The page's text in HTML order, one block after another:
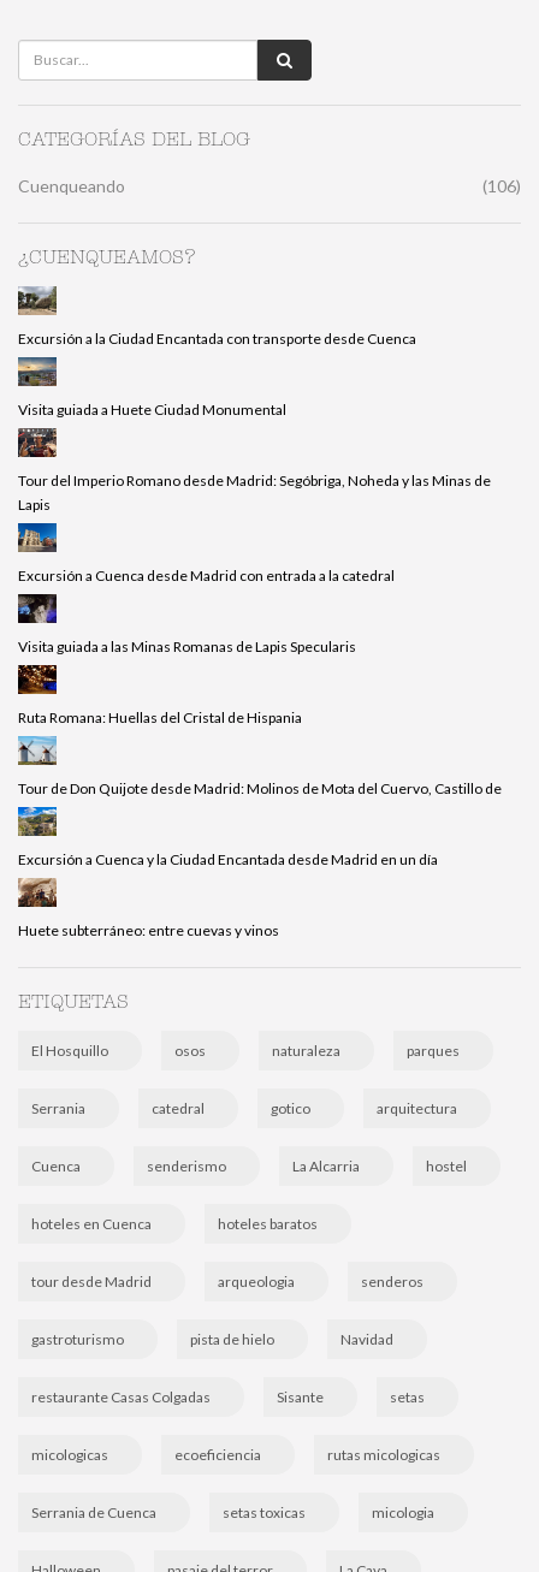
CATEGORÍAS DEL BLOG
Cuenqueando (106)
¿CUENQUEAMOS?
Excursión a la Ciudad Encantada con transporte desde Cuenca
Visita guiada a Huete Ciudad Monumental
Tour del Imperio Romano desde Madrid: Segóbriga, Noheda y las Minas de
Lapis
Excursión a Cuenca desde Madrid con entrada a la catedral
Visita guiada a las Minas Romanas de Lapis Specularis
Ruta Romana: Huellas del Cristal de Hispania
Tour de Don Quijote desde Madrid: Molinos de Mota del Cuervo, Castillo de
Excursión a Cuenca y la Ciudad Encantada desde Madrid en un día
Huete subterráneo: entre cuevas y vinos
ETIQUETAS
El Hosquillo osos naturaleza parques
Serrania catedral gotico arquitectura
Cuenca senderismo La Alcarria hostel
hoteles en Cuenca hoteles baratos
tour desde Madrid arqueologia senderos
gastroturismo pista de hielo Navidad
restaurante Casas Colgadas Sisante setas
micologicas ecoeficiencia rutas micologicas
Serrania de Cuenca setas toxicas micologia